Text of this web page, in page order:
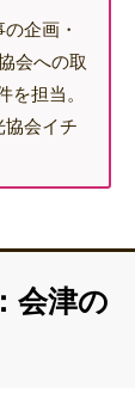
企画・
会への取
を担当。
協会イチ
会津の